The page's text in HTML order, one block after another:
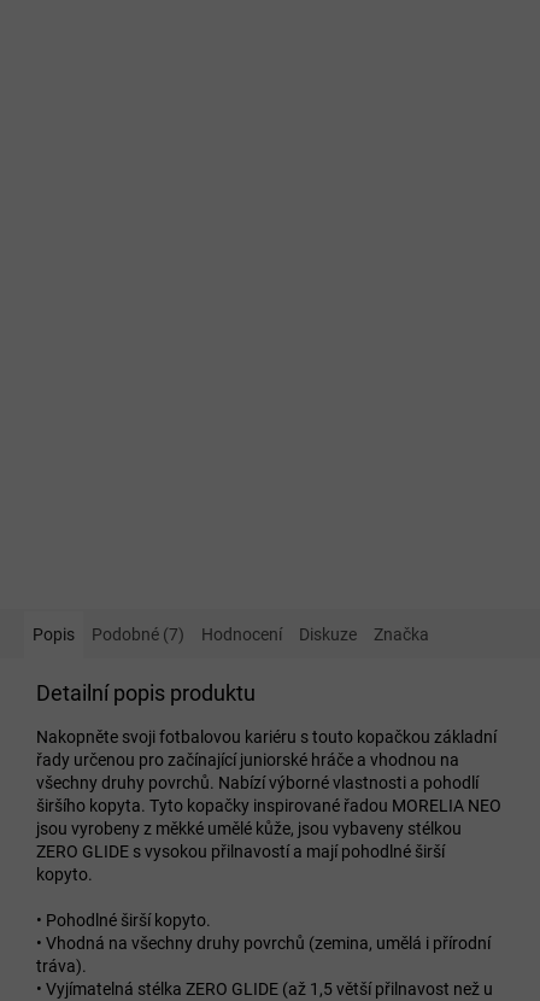
Popis Podobné (7) Hodnocení Diskuze Značka
Detailní popis produktu
Nakopněte svoji fotbalovou kariéru s touto kopačkou základní
řady určenou pro začínající juniorské hráče a vhodnou na
všechny druhy povrchů. Nabízí výborné vlastnosti a pohodlí
širšího kopyta. Tyto kopačky inspirované řadou MORELIA NEO
jsou vyrobeny z měkké umělé kůže, jsou vybaveny stélkou
ZERO GLIDE s vysokou přilnavostí a mají pohodlné širší
kopyto.
• Pohodlné širší kopyto.
• Vhodná na všechny druhy povrchů (zemina, umělá i přírodní
tráva).
• Vyjímatelná stélka ZERO GLIDE (až 1,5 větší přilnavost než u